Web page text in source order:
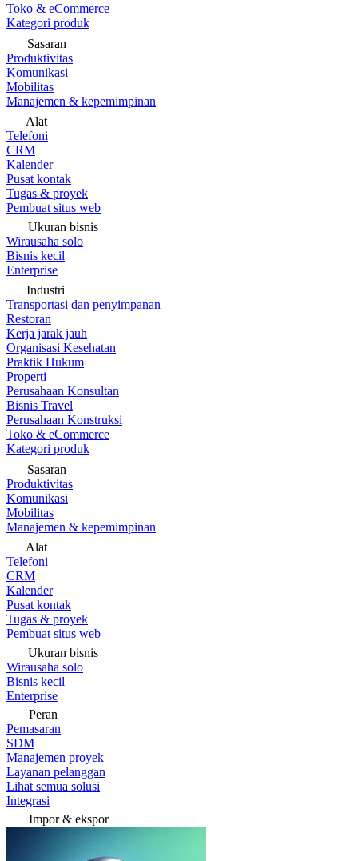
Toko & eCommerce
Kategori produk
Sasaran
Produktivitas
Komunikasi
Mobilitas
Manajemen & kepemimpinan
Alat
Telefoni
CRM
Kalender
Pusat kontak
Tugas & proyek
Pembuat situs web
Ukuran bisnis
Wirausaha solo
Bisnis kecil
Enterprise
Industri
Transportasi dan penyimpanan
Restoran
Kerja jarak jauh
Organisasi Kesehatan
Praktik Hukum
Properti
Perusahaan Konsultan
Bisnis Travel
Perusahaan Konstruksi
Toko & eCommerce
Kategori produk
Sasaran
Produktivitas
Komunikasi
Mobilitas
Manajemen & kepemimpinan
Alat
Telefoni
CRM
Kalender
Pusat kontak
Tugas & proyek
Pembuat situs web
Ukuran bisnis
Wirausaha solo
Bisnis kecil
Enterprise
Peran
Pemasaran
SDM
Manajemen proyek
Layanan pelanggan
Lihat semua solusi
Integrasi
Impor & ekspor